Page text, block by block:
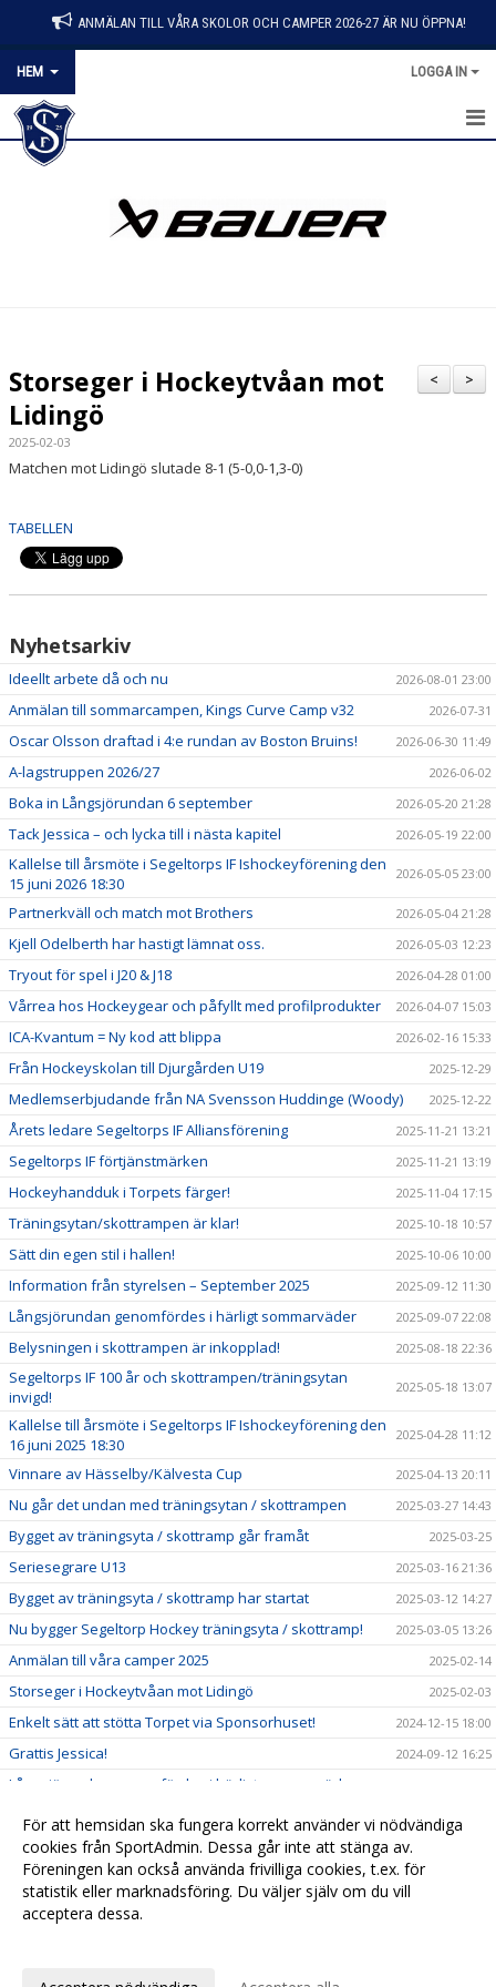
ANMÄLAN TILL VÅRA SKOLOR OCH CAMPER 2026-27 ÄR NU ÖPPNA!
HEM LOGGA IN
HEM
DOKUMENT
MATCHER
DOMARE
CAFÉ SEGLET
FÖR SPELARE & ANHÖRIGA
MEDLEMSFÖRMÅNER
PROFILPRODUKTER
BINGOLOTTER
MEDLEMSDAGAR PÅ HOCKEYGEAR
LÄNKAR
>
<
Storseger i Hockeytvåan mot
Lidingö
2025-02-03
Matchen mot Lidingö slutade 8-1 (5-0,0-1,3-0)
TABELLEN
Nyhetsarkiv
Ideellt arbete då och nu 2026-08-01 23:00
Anmälan till sommarcampen, Kings Curve Camp v32 2026-07-31
Oscar Olsson draftad i 4:e rundan av Boston Bruins! 2026-06-30 11:49
A-lagstruppen 2026/27 2026-06-02
Boka in Långsjörundan 6 september 2026-05-20 21:28
Tack Jessica – och lycka till i nästa kapitel 2026-05-19 22:00
Kallelse till årsmöte i Segeltorps IF Ishockeyförening den
15 juni 2026 18:30
2026-05-05 23:00
Partnerkväll och match mot Brothers 2026-05-04 21:28
Kjell Odelberth har hastigt lämnat oss. 2026-05-03 12:23
Tryout för spel i J20 & J18 2026-04-28 01:00
Vårrea hos Hockeygear och påfyllt med profilprodukter 2026-04-07 15:03
ICA-Kvantum = Ny kod att blippa 2026-02-16 15:33
Från Hockeyskolan till Djurgården U19 2025-12-29
Medlemserbjudande från NA Svensson Huddinge (Woody) 2025-12-22
Årets ledare Segeltorps IF Alliansförening 2025-11-21 13:21
Segeltorps IF förtjänstmärken 2025-11-21 13:19
Hockeyhandduk i Torpets färger! 2025-11-04 17:15
Träningsytan/skottrampen är klar! 2025-10-18 10:57
Sätt din egen stil i hallen! 2025-10-06 10:00
Information från styrelsen – September 2025 2025-09-12 11:30
Långsjörundan genomfördes i härligt sommarväder 2025-09-07 22:08
Belysningen i skottrampen är inkopplad! 2025-08-18 22:36
Segeltorps IF 100 år och skottrampen/träningsytan
invigd!
2025-05-18 13:07
Kallelse till årsmöte i Segeltorps IF Ishockeyförening den
16 juni 2025 18:30
2025-04-28 11:12
Vinnare av Hässelby/Kälvesta Cup 2025-04-13 20:11
Nu går det undan med träningsytan / skottrampen 2025-03-27 14:43
Bygget av träningsyta / skottramp går framåt 2025-03-25
Seriesegrare U13 2025-03-16 21:36
Bygget av träningsyta / skottramp har startat 2025-03-12 14:27
Nu bygger Segeltorp Hockey träningsyta / skottramp! 2025-03-05 13:26
Anmälan till våra camper 2025 2025-02-14
Storseger i Hockeytvåan mot Lidingö 2025-02-03
Enkelt sätt att stötta Torpet via Sponsorhuset! 2024-12-15 18:00
Grattis Jessica! 2024-09-12 16:25
Långsjörundan genomfördes i härligt sommarväder
Erbjudande FYSKIT 2024-05-14 14:53
Bilder från avslutning av våra skolor 23-24 mars 2024 2024-03-24 23:23
Kallelse till årsmöte i Segeltorps IF 2024-03-10 15:02
För att hemsidan ska fungera korrekt använder vi nödvändiga
cookies från SportAdmin. Dessa går inte att stänga av.
Föreningen kan också använda frivilliga cookies, t.ex. för
statistik eller marknadsföring. Du väljer själv om du vill
acceptera dessa.